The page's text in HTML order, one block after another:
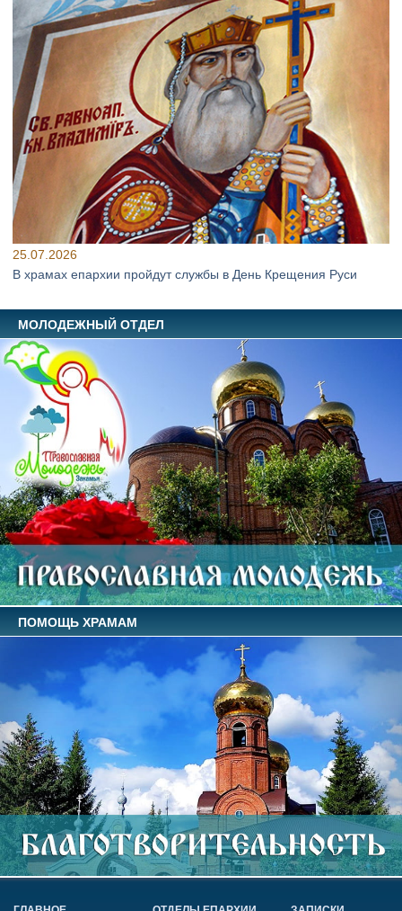
25.07.2026
В храмах епархии пройдут службы в День Крещения Руси
МОЛОДЕЖНЫЙ ОТДЕЛ
ПОМОЩЬ ХРАМАМ